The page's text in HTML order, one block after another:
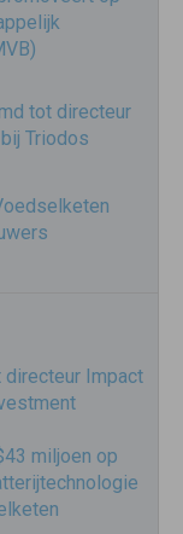
tot directeur
Triodos
directeur Impact
miljoen op